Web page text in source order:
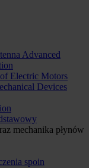
Advanced
Electric Motors
Devices
mechanika płynów
spoin